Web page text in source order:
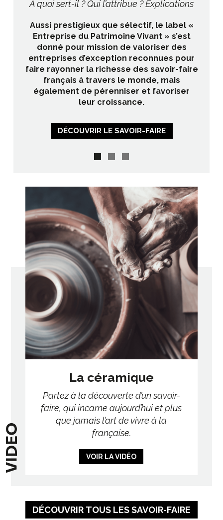
A quoi sert-il ? Qui l’attribue ? Explications
Aussi prestigieux que sélectif, le label «
Entreprise du Patrimoine Vivant » s’est
donné pour mission de valoriser des
entreprises d’exception reconnues pour
faire rayonner la richesse des savoir-faire
français à travers le monde, mais
également de pérenniser et favoriser
leur croissance.
DÉCOUVRIR LE SAVOIR-FAIRE
VIDEO
La céramique
Partez à la découverte d’un savoir-
faire, qui incarne aujourd’hui et plus
que jamais l’art de vivre à la
française.
VOIR LA VIDÉO
DÉCOUVRIR TOUS LES SAVOIR-FAIRE